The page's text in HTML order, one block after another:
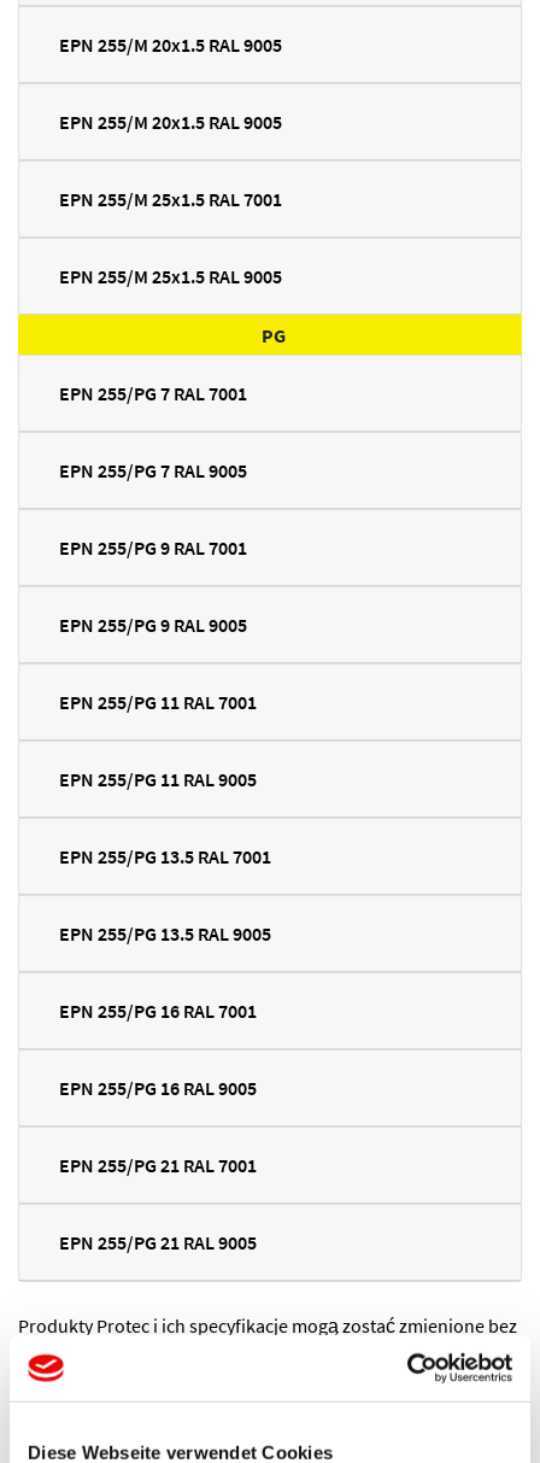
Diese Webseite verwendet Cookies
EPN 255/M 20x1.5 RAL 9005
EPN 255/M 20x1.5 RAL 9005
EPN 255/M 25x1.5 RAL 7001
EPN 255/M 25x1.5 RAL 9005
PG
EPN 255/PG 7 RAL 7001
EPN 255/PG 7 RAL 9005
EPN 255/PG 9 RAL 7001
EPN 255/PG 9 RAL 9005
EPN 255/PG 11 RAL 7001
EPN 255/PG 11 RAL 9005
EPN 255/PG 13.5 RAL 7001
EPN 255/PG 13.5 RAL 9005
EPN 255/PG 16 RAL 7001
EPN 255/PG 16 RAL 9005
EPN 255/PG 21 RAL 7001
EPN 255/PG 21 RAL 9005
Produkty Protec i ich specyfikacje mogą zostać zmienione bez
uprzedniego powiadomienia.
QUICK-FIT®EPN 255 Spersonalizowana produkcja: